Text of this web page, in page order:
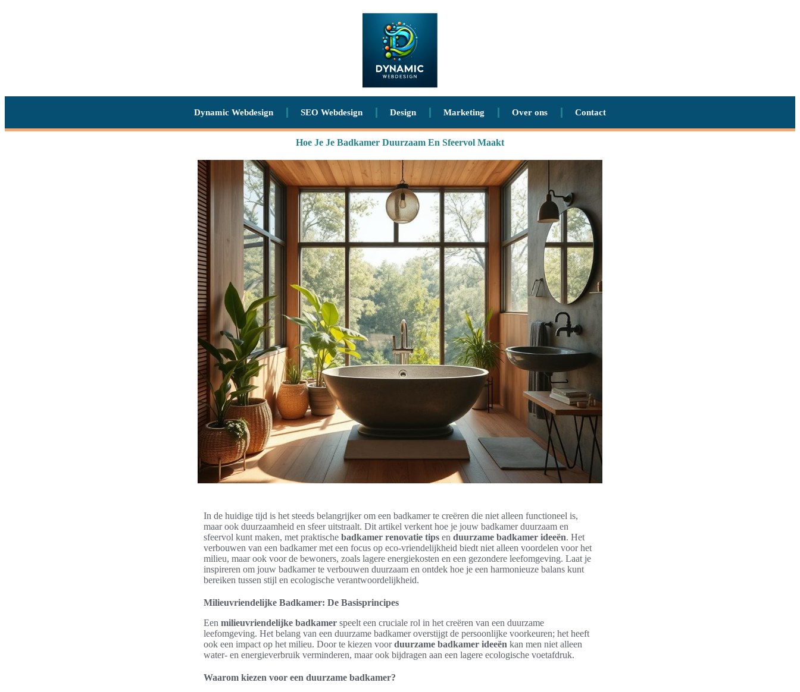
Dynamic Webdesign SEO Webdesign Design Marketing Over ons Contact
Hoe Je Je Badkamer Duurzaam En Sfeervol Maakt
In de huidige tijd is het steeds belangrijker om een badkamer te creëren die niet alleen functioneel is,
maar ook duurzaamheid en sfeer uitstraalt. Dit artikel verkent hoe je jouw badkamer duurzaam en
sfeervol kunt maken, met praktische badkamer renovatie tips en duurzame badkamer ideeën. Het
verbouwen van een badkamer met een focus op eco-vriendelijkheid biedt niet alleen voordelen voor het
milieu, maar ook voor de bewoners, zoals lagere energiekosten en een gezondere leefomgeving. Laat je
inspireren om jouw badkamer te verbouwen duurzaam en ontdek hoe je een harmonieuze balans kunt
bereiken tussen stijl en ecologische verantwoordelijkheid.
Milieuvriendelijke Badkamer: De Basisprincipes
Een milieuvriendelijke badkamer speelt een cruciale rol in het creëren van een duurzame
leefomgeving. Het belang van een duurzame badkamer overstijgt de persoonlijke voorkeuren; het heeft
ook een impact op het milieu. Door te kiezen voorduurzame badkamer ideeën kan men niet alleen
water- en energieverbruik verminderen, maar ook bijdragen aan een lagere ecologische voetafdruk.
Waarom kiezen voor een duurzame badkamer?